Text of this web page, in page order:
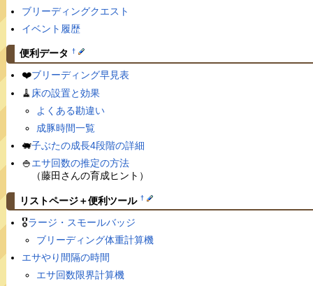
ブリーディングクエスト
イベント履歴
便利データ †
❤️ブリーディング早見表
🧹 床の設置と効果
よくある勘違い
成豚時間一覧
🐖子ぶたの成長4段階の詳細
🍚エサ回数の推定の方法
（藤田さんの育成ヒント）
リストページ＋便利ツール †
🎖ラージ・スモールバッジ
ブリーディング体重計算機
エサやり間隔の時間
エサ回数限界計算機